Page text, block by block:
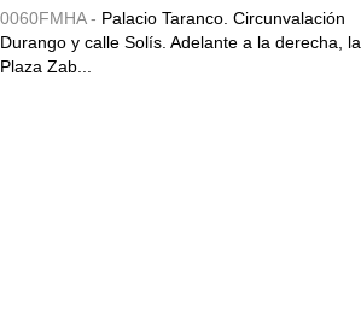
0060FMHA - Palacio Taranco. Circunvalación
Durango y calle Solís. Adelante a la derecha, la
Plaza Zab...